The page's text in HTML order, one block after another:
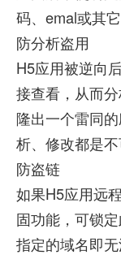
码、emal或其
防分析盗用
H5应用被逆向
接查看，从而
隆出一个雷同
析、修改都是不
防盗链
如果H5应用远
固功能，可锁
指定的域名即